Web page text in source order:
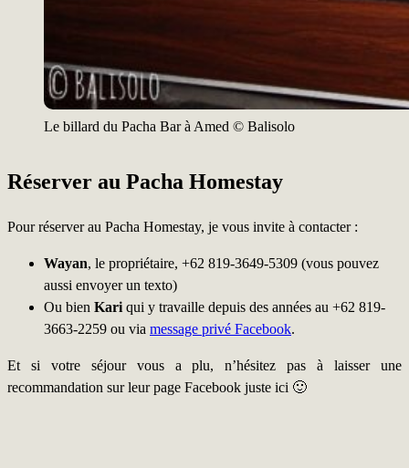
Le billard du Pacha Bar à Amed © Balisolo
Réserver au Pacha Homestay
Pour réserver au Pacha Homestay, je vous invite à contacter :
Wayan, le propriétaire, +62 819-3649-5309 (vous pouvez
aussi envoyer un texto)
Ou bien Kari qui y travaille depuis des années au +62 819-
3663-2259 ou via message privé Facebook.
Et si votre séjour vous a plu, n’hésitez pas à laisser une
recommandation sur leur page Facebook juste ici 🙂